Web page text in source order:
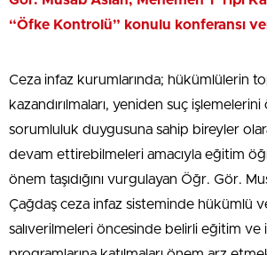
“Öfke Kontrolü” konulu konferansı
Ceza infaz kurumlarında; hükümlülerin
kazandırılmaları, yeniden suç
sorumluluk duygusuna sahip bireyler
devam ettirebilmeleri amacıyla eğitim
önem taşıdığını vurgulayan Öğr. Gör.
Çağdaş ceza infaz sisteminde hükümlü
salıverilmeleri öncesinde belirli eğitim ve